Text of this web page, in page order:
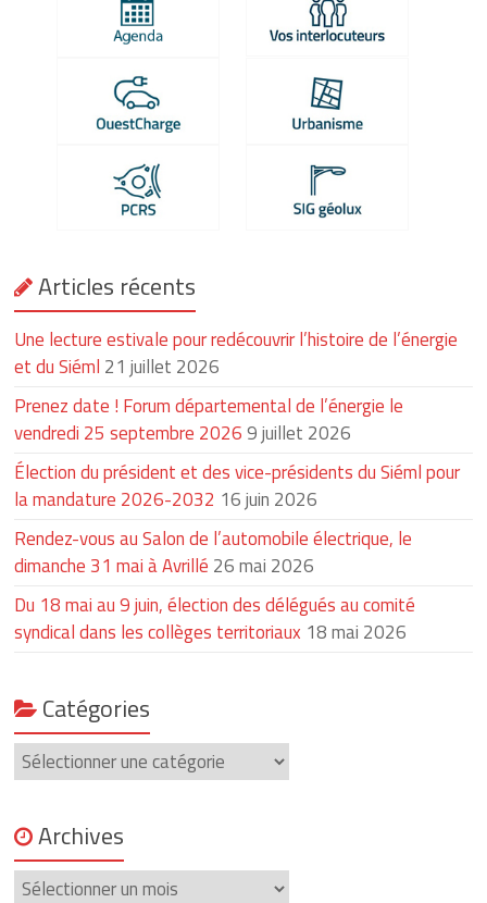
Articles récents
Une lecture estivale pour redécouvrir l’histoire de l’énergie
et du Siéml 21 juillet 2026
Prenez date ! Forum départemental de l’énergie le
vendredi 25 septembre 2026 9 juillet 2026
Élection du président et des vice-présidents du Siéml pour
la mandature 2026-2032 16 juin 2026
Rendez-vous au Salon de l’automobile électrique, le
dimanche 31 mai à Avrillé 26 mai 2026
Du 18 mai au 9 juin, élection des délégués au comité
syndical dans les collèges territoriaux 18 mai 2026
Catégories
Catégories
Archives
Archives